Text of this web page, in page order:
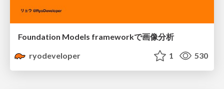
Foundation Models frameworkで画像分析
ryodeveloper
1 530